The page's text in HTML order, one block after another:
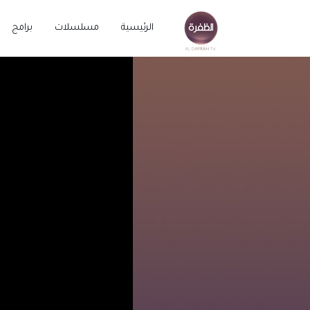
الرئيسية مسلسلات برامج